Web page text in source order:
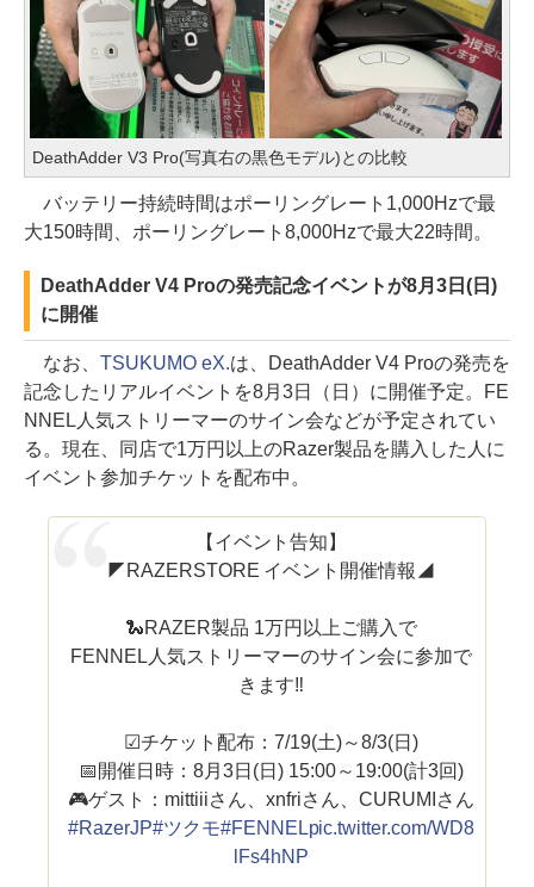
DeathAdder V3 Pro(写真右の黒色モデル)との比較
バッテリー持続時間はポーリングレート1,000Hzで最
大150時間、ポーリングレート8,000Hzで最大22時間。
DeathAdder V4 Proの発売記念イベントが8月3日(日)
に開催
なお、 TSUKUMO eX.は、DeathAdder V4 Proの発売を
記念したリアルイベントを8月3日（日）に開催予定。FE
NNEL人気ストリーマーのサイン会などが予定されてい
る。現在、同店で1万円以上のRazer製品を購入した人に
イベント参加チケットを配布中。
【イベント告知】
◤RAZERSTORE イベント開催情報◢
🐍RAZER製品 1万円以上ご購入で
FENNEL人気ストリーマーのサイン会に参加で
きます‼️
☑チケット配布：7/19(土)～8/3(日)
📅開催日時：8月3日(日) 15:00～19:00(計3回)
🎮ゲスト：mittiiiさん、xnfriさん、CURUMIさん
#RazerJP#ツクモ#FENNELpic.twitter.com/WD8
lFs4hNP